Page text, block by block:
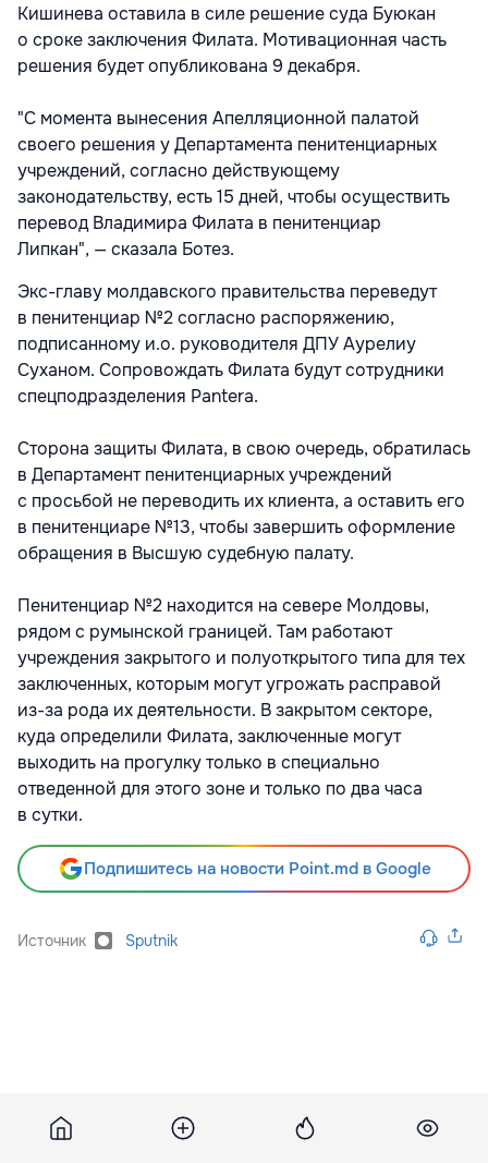
Кишинева оставила в силе решение суда Буюкан
о сроке заключения Филата. Мотивационная часть
решения будет опубликована 9 декабря.
"С момента вынесения Апелляционной палатой
своего решения у Департамента пенитенциарных
учреждений, согласно действующему
законодательству, есть 15 дней, чтобы осуществить
перевод Владимира Филата в пенитенциар
Липкан", — сказала Ботез.
Экс-главу молдавского правительства переведут
в пенитенциар №2 согласно распоряжению,
подписанному и.о. руководителя ДПУ Аурелиу
Суханом. Сопровождать Филата будут сотрудники
спецподразделения Pantera.
Сторона защиты Филата, в свою очередь, обратилась
в Департамент пенитенциарных учреждений
с просьбой не переводить их клиента, а оставить его
в пенитенциаре №13, чтобы завершить оформление
обращения в Высшую судебную палату.
Пенитенциар №2 находится на севере Молдовы,
рядом с румынской границей. Там работают
учреждения закрытого и полуоткрытого типа для тех
заключенных, которым могут угрожать расправой
из-за рода их деятельности. В закрытом секторе,
куда определили Филата, заключенные могут
выходить на прогулку только в специально
отведенной для этого зоне и только по два часа
в сутки.
Подпишитесь на новости Point.md в Google
Источник Sputnik